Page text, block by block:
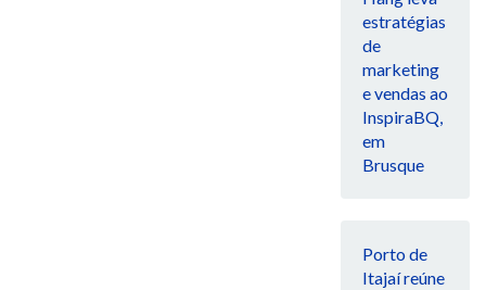
estratégias
de
marketing
e vendas ao
InspiraBQ,
em
Brusque
Porto de
Itajaí reúne